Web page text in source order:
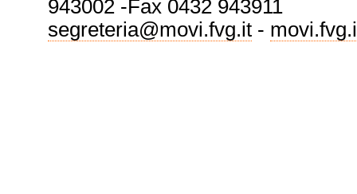
943002 -Fax 0432 943911
segreteria@movi.fvg.it-